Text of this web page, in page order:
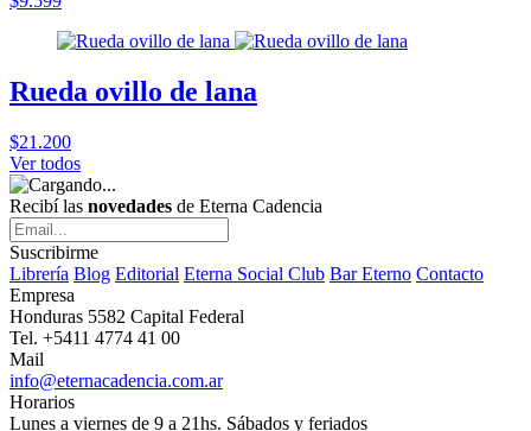
Rueda ovillo de lana
$21.200
Ver todos
Recibí las novedades de Eterna Cadencia
Suscribirme
Librería Blog Editorial Eterna Social Club Bar Eterno Contacto
Empresa
Honduras 5582 Capital Federal
Tel. +5411 4774 41 00
Mail
info@eternacadencia.com.ar
Horarios
Lunes a viernes de 9 a 21hs. Sábados y feriados